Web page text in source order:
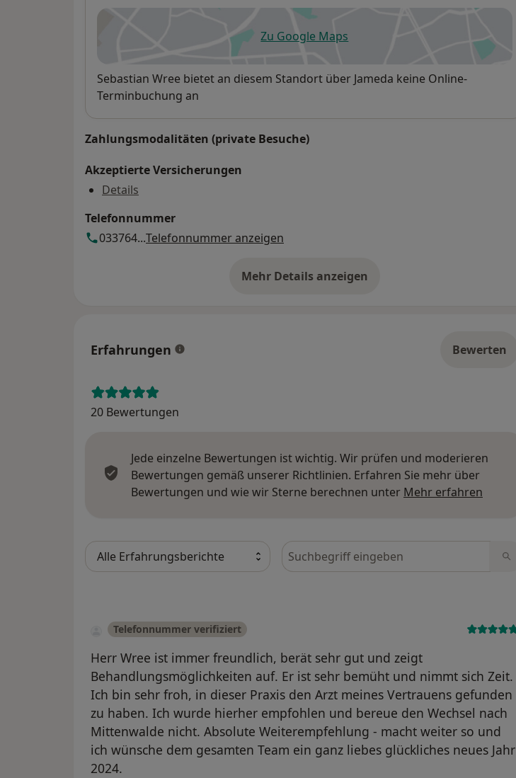
Zu Google Mapsöffnet in einer neuen Registerkarte
Verfügbarkeit
Sebastian Wree bietet an diesem Standort über Jameda keine Online-
Terminbuchung an
Zahlungsmodalitäten (private Besuche)
Akzeptierte Versicherungen
Details
Telefonnummer
033764...Telefonnummer anzeigen
Mehr Details anzeigen
über die Adresse
Erfahrungen Bewerten
20 Bewertungen
Jede einzelne Bewertungen ist wichtig. Wir prüfen und moderieren
Bewertungen gemäß unserer Richtlinien. Erfahren Sie mehr über
Bewertungen und wie wir Sterne berechnen unter Mehr erfahren
Bewertungen durchsuchen
Telefonnummer verifiziert
Herr Wree ist immer freundlich, berät sehr gut und zeigt
Behandlungsmöglichkeiten auf. Er ist sehr bemüht und nimmt sich Zeit.
Ich bin sehr froh, in dieser Praxis den Arzt meines Vertrauens gefunden
zu haben. Ich wurde hierher empfohlen und bereue den Wechsel nach
Mittenwalde nicht. Absolute Weiterempfehlung - macht weiter so und
ich wünsche dem gesamten Team ein ganz liebes glückliches neues Jahr
2024.